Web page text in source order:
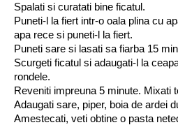
Spalati si curatati bine ficatul.
Puneti-l la fiert intr-o oala plina cu
apa rece si puneti-l la fiert.
Puneti sare si lasati sa fiarba 15
Scurgeti ficatul si adaugati-l la
rondele.
Reveniti impreuna 5 minute. Mixati
Adaugati sare, piper, boia de ardei
Amestecati, veti obtine o pasta